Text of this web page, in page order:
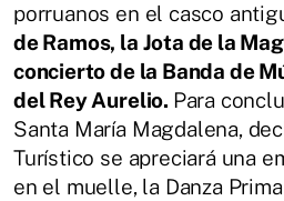
porruanos en el casco
de Ramos, la Jota de la
concierto de la Banda de
del Rey Aurelio. Para
Santa María Magdalena,
Turístico se apreciará una
en el muelle, la Danza